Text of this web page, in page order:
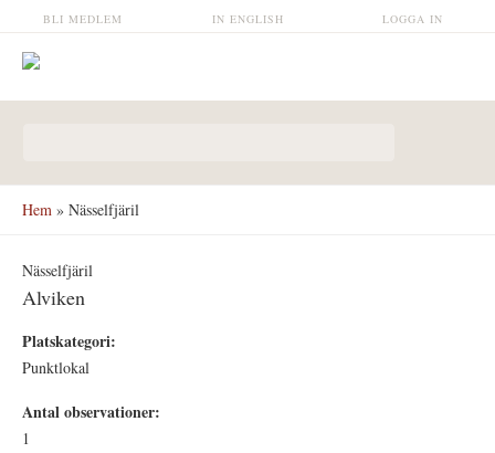
Hoppa till huvudinnehåll LOGGA IN
IN ENGLISH
BLI MEDLEM
Hem » Nässelfjäril
Nässelfjäril
Alviken
Platskategori:
Punktlokal
Antal observationer:
1